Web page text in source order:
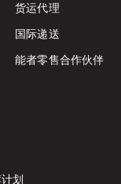
货运代理
国际递送
能者零售合作伙伴
划